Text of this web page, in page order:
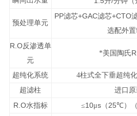
预处理单元
PP滤芯+GAC滤芯+CTO
选配外置
R.O反渗透单
元
*美国陶氏
超纯化系统 4柱式全下垂超纯
超滤柱
进口
R.O水指标 ≤10μs （25℃）